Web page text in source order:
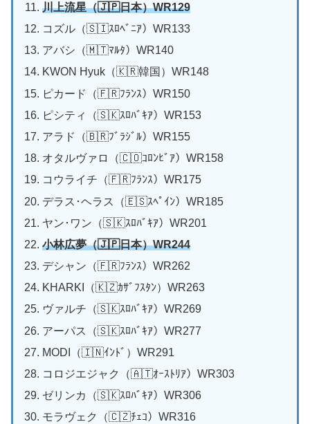
川上流星（🇯🇵日本）WR129
コズル（🇸🇮ｽﾛﾍﾞﾆｱ）WR133
アバシ（🇲🇹ﾏﾙﾀ）WR140
KWON Hyuk（🇰🇷韓国）WR148
ピカード（🇫🇷ﾌﾗﾝｽ）WR150
ピシティ（🇸🇰ｽﾛﾊﾞｷｱ）WR153
アラド（🇧🇷ﾌﾞﾗｼﾞﾙ）WR155
オタルヴァロ（🇨🇴ｺﾛﾝﾋﾞｱ）WR158
コウライチ（🇫🇷ﾌﾗﾝｽ）WR175
デラス･ヘラス（🇪🇸ｽﾍﾟｲﾝ）WR185
ヤン･ワン（🇸🇰ｽﾛﾊﾞｷｱ）WR201
小林広夢（🇯🇵日本）WR244
デシャン（🇫🇷ﾌﾗﾝｽ）WR262
KHARKI（🇰🇿ｶｻﾞﾌｽﾀﾝ）WR263
ヴァルチ（🇸🇰ｽﾛﾊﾞｷｱ）WR269
アーパス（🇸🇰ｽﾛﾊﾞｷｱ）WR277
MODI（🇮🇳ｲﾝﾄﾞ）WR291
コロジエジャク（🇦🇹ｵｰｽﾄﾘｱ）WR303
ゼリンカ（🇸🇰ｽﾛﾊﾞｷｱ）WR306
モラヴェク（🇨🇿ﾁｪｺ）WR316